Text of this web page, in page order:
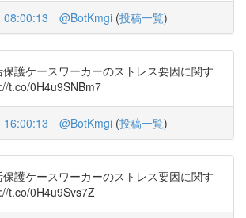
@BotKmgi (投稿一覧)
護ケースワーカーのストレス要因に関す
t.co/0H4u9SNBm7
@BotKmgi (投稿一覧)
護ケースワーカーのストレス要因に関す
t.co/0H4u9Svs7Z